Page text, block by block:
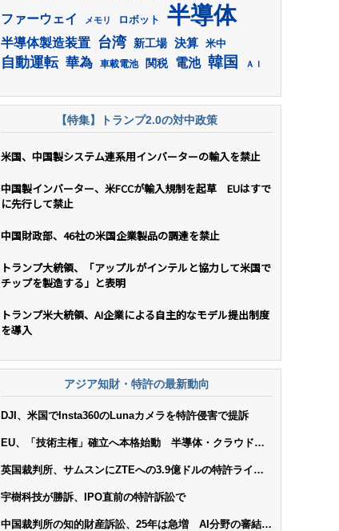
ファーウェイ メモリ ロボット 半導体
半導体製造装置 台湾 新工場 決算 米中
自動運転 華為 車載電池 関税 電池 韓国 ＡＩ
【特集】トランプ2.0の対中政策
米国、中国製システム連系用インバーターの輸入を禁止
中国製インバーター、米FCCが輸入規制を起草 EUはすで
に先行して禁止
中国財政部、46社の米国企業製品の調達を禁止
トランプ大統領、「アップルがインテルと協力して米国で
チップを製造する」と表明
トランプ米大統領、AI企業による自主的なモデル提出制度
を導入
アジア知財・特許の最新動向
DJI、米国でInsta360のLunaカメラを特許侵害で提訴
EU、「技術主権」確立へ本格始動 半導体・クラウド・
英国裁判所、サムスンにZTEへの3.9億ドルの特許ライセ
宇樹科技が勝訴、IPO直前の特許訴訟で
中国裁判所の知的財産訴訟、25年は急増 AI分野の審結件